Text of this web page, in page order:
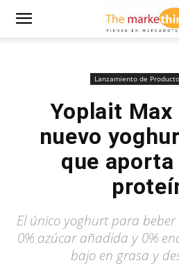
Lanzamiento de
Yoplait
nuevo
que aporta
El único yoghurt para
0% azúcar añadida y 0%
bajo en grasa y